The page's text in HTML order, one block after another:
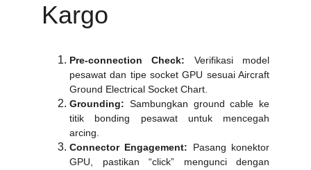
Kargo
Pre‑connection Check: Verifikasi model
pesawat dan tipe socket GPU sesuai Aircraft
Ground Electrical Socket Chart.
Grounding: Sambungkan ground cable ke
titik bonding pesawat untuk mencegah
arcing.
Connector Engagement: Pasang konektor
GPU, pastikan “click” mengunci dengan